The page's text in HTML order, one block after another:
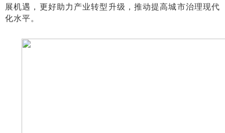
展机遇，更好助力产业转型升级，推动提高城市治理现代
化水平。